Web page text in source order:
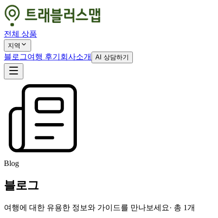
전체 상품
지역
블로그여행 후기 회사소개 AI 상담하기
Blog
블로그
여행에 대한 유용한 정보와 가이드를 만나보세요· 총 1개